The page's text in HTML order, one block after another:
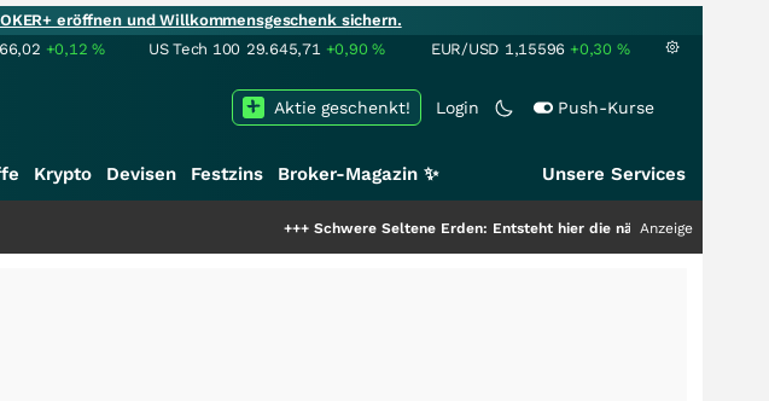
eröffnen und Willkommensgeschenk sichern.
+0,12% US Tech 100 29.645,71 +0,90% EUR/USD 1,15596 +0,30 %
Login Push-Kurse
Aktie geschenkt!
Krypto Devisen Festzins Broker-Magazin ✨ Unsere Services
Schwere Seltene Erden: Entsteht hier die nächste Milliardenstory?
Anzeige